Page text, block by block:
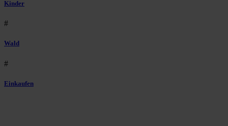
Kinder
#
Wald
#
Einkaufen